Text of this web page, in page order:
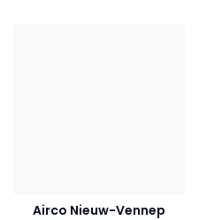
Airco Nieuw-Vennep